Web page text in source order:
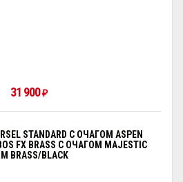
31 900 ₽
STANDARD С ОЧАГОМ АSPEN
FX BRASS С ОЧАГОМ MAJESTIC
M BRASS/BLACK